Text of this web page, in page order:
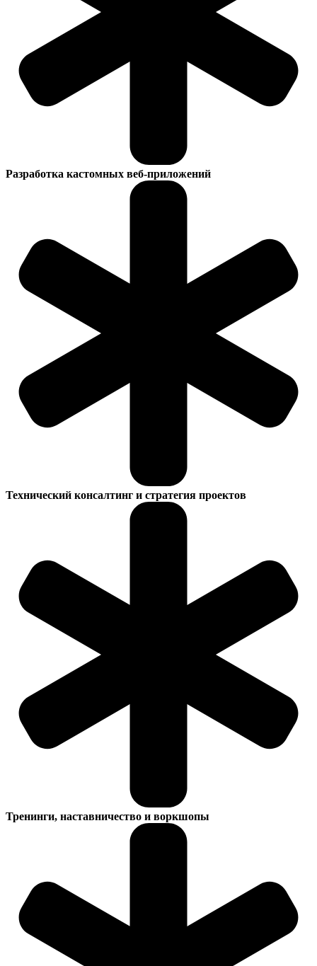
Разработка кастомных веб-приложений
Технический консалтинг и стратегия проектов
Тренинги, наставничество и воркшопы